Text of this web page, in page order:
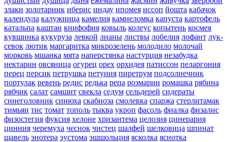
злаки золотарник иберис индау ипомея иссоп йошта кабачок
календула калужница камелия камнеломка капуста картофель
катальпа каштан книфофия ковыль колеус копытень космея
кувшинка кукуруза левкой лианы листвы лобелия лофант лук-
севок лютик маргаритка микрозелень молодило молочай
морковь мшанка мята наперстянка настурция незабудка
нектарин овсяница огурец орех орхидея патиссон пеларгония
перец персик петрушка петуния пиретрум подсолнечник
портулак ревень редис редька репа розмарин ромашка рябина
рябчик салат самшит свекла седум сельдерей сидераты
синеголовник синюха скабиоза смолевка спаржа стерлитамак
тимьян тис томат тополь тыква укроп фасоль фиалка физалис
физостегия фуксия хелоне хризантема целозия цинерария
цинния черемуха чеснок чистец шалфей шелковица шпинат
щавель энотера эустома эшшольция ясколка яснотка